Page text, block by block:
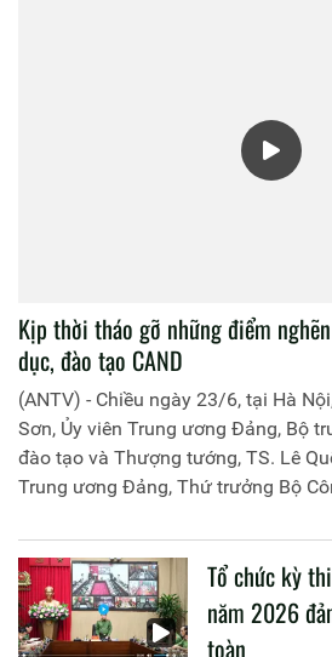
Kịp thời tháo gỡ những điểm
dục, đào tạo CAND
(ANTV) - Chiều ngày 23/6, tại Hà
Sơn, Ủy viên Trung ương Đảng, Bộ
đào tạo và Thượng tướng, TS. Lê
Trung ương Đảng, Thứ trưởng Bộ
liên quan đến công tác giáo dục và
CAND.
Tổ chức kỳ
năm 2026
toàn